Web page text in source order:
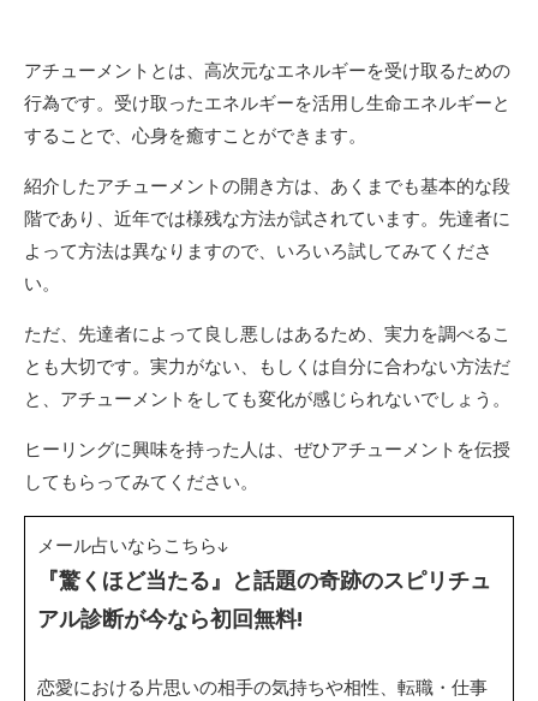
アチューメントとは、高次元なエネルギーを受け取るための
行為です。受け取ったエネルギーを活用し生命エネルギーと
することで、心身を癒すことができます。
紹介したアチューメントの開き方は、あくまでも基本的な段
階であり、近年では様残な方法が試されています。先達者に
よって方法は異なりますので、いろいろ試してみてくださ
い。
ただ、先達者によって良し悪しはあるため、実力を調べるこ
とも大切です。実力がない、もしくは自分に合わない方法だ
と、アチューメントをしても変化が感じられないでしょう。
ヒーリングに興味を持った人は、ぜひアチューメントを伝授
してもらってみてください。
メール占いならこちら↓
『驚くほど当たる』と話題の奇跡のスピリチュ
アル診断が今なら初回無料!
恋愛における片思いの相手の気持ちや相性、転職・仕事